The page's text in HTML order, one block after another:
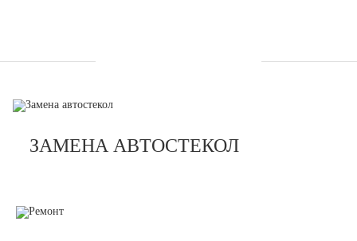
ЗАМЕНА АВТОСТЕКОЛ